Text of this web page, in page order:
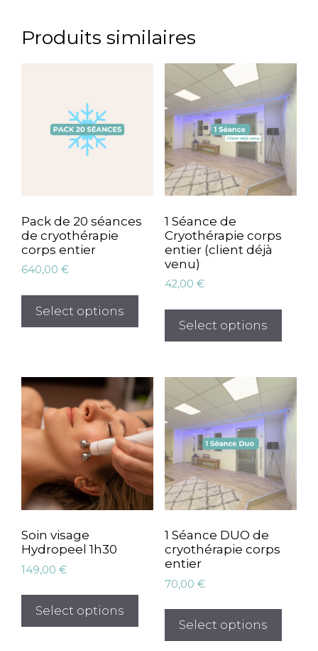
Produits similaires
Pack de 20 séances
de cryothérapie
corps entier
640,00 €
Select options
1 Séance de
Cryothérapie corps
entier (client déjà
venu)
42,00 €
Select options
Soin visage
Hydropeel 1h30
149,00 €
Select options
1 Séance DUO de
cryothérapie corps
entier
70,00 €
Select options